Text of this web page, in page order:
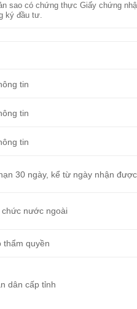
sao có chứng thực Giấy chứng
ký đầu tư.
tin
tin
tin
30 ngày, kể từ ngày nhận
chức nước ngoài
thẩm quyền
dân cấp tỉnh